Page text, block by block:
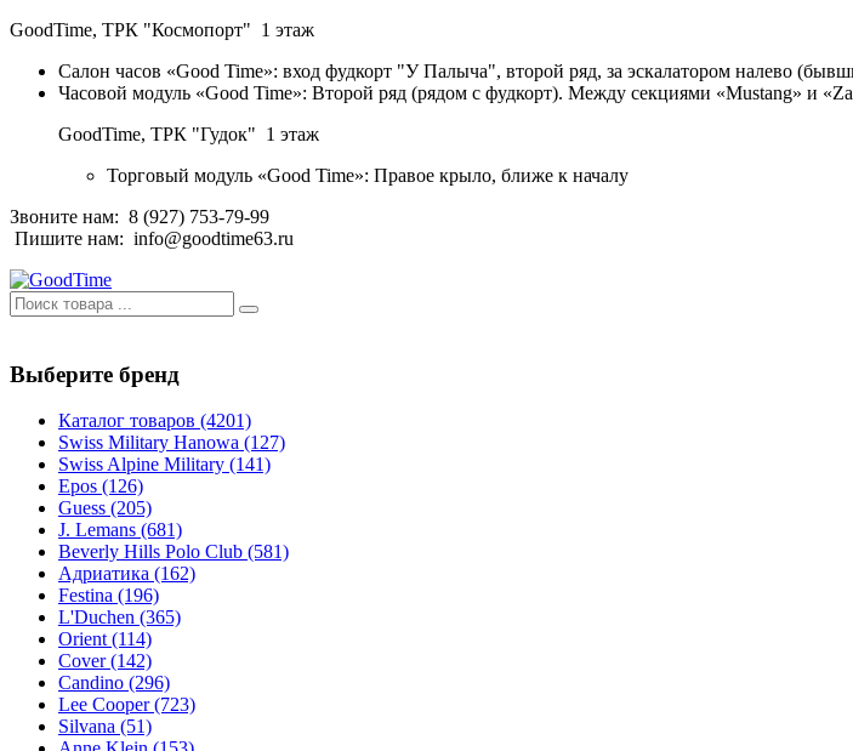
GoodTime, ТРК "Космопорт" 1 этаж
Салон часов «Good Time»: вход фудкорт "У Палыча", второй ряд, за эскалатором налево
Часовой модуль «Good Time»: Второй ряд (рядом с фудкорт). Между секциями «Mustang» и
GoodTime, ТРК "Гудок" 1 этаж
Торговый модуль «Good Time»: Правое крыло, ближе к началу
Звоните нам: 8 (927) 753-79-99
Пишите нам: info@goodtime63.ru
Выберите бренд
Каталог товаров (4201)
Swiss Military Hanowa (127)
Swiss Alpine Military (141)
Epos (126)
Guess (205)
J. Lemans (681)
Beverly Hills Polo Club (581)
Адриатика (162)
Festina (196)
L'Duchen (365)
Orient(114)
Cover(142)
Candino (296)
Lee Cooper(723)
Silvana (51)